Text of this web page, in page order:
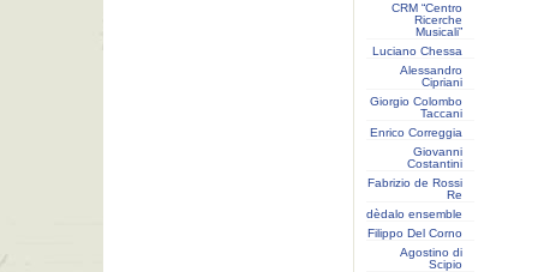
CRM “Centro
Ricerche
Musicali”
Luciano Chessa
Alessandro
Cipriani
Giorgio Colombo
Taccani
Enrico Correggia
Giovanni
Costantini
Fabrizio de Rossi
Re
dèdalo ensemble
Filippo Del Corno
Agostino di
Scipio